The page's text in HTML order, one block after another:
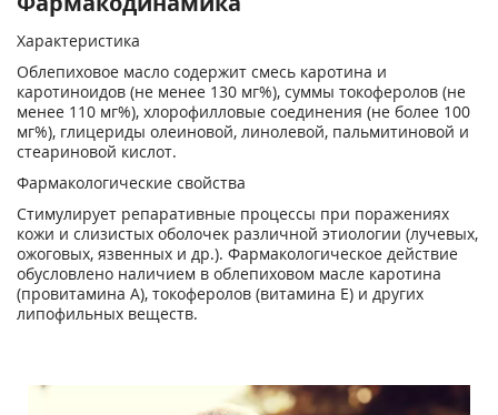
Характеристика
Облепиховое масло содержит смесь каротина и
каротиноидов (не менее 130 мг%), суммы токоферолов (не
менее 110 мг%), хлорофилловые соединения (не более 100
мг%), глицериды олеиновой, линолевой, пальмитиновой и
стеариновой кислот.
Фармакологические свойства
Стимулирует репаративные процессы при поражениях
кожи и слизистых оболочек различной этиологии (лучевых,
ожоговых, язвенных и др.). Фармакологическое действие
обусловлено наличием в облепиховом масле каротина
(провитамина А), токоферолов (витамина Е) и других
липофильных веществ.